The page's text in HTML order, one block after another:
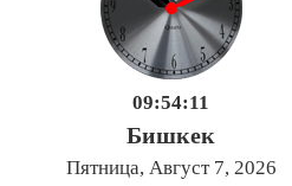
09:54:13
Бишкек
Пятница, Август 7, 2026